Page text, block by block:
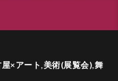
×アート,美術(展覧会),舞